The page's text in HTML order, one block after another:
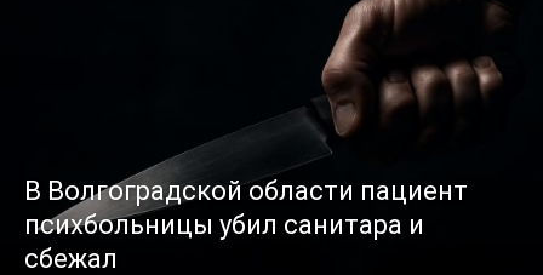
В Волгоградской области пациент
психбольницы убил санитара и
сбежал